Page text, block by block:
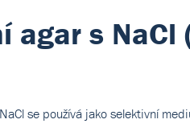
agar s NaCl
se používá jako selektivní